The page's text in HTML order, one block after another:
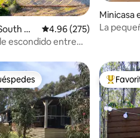
Gr
Calificación promedio:
4.96 (275)
escondido entre
Minicasa
orth
La
preferido